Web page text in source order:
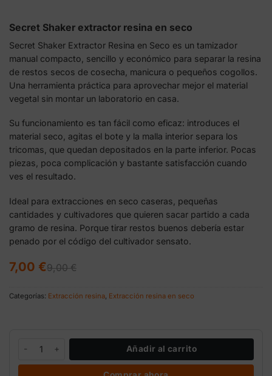
Secret Shaker extractor resina en seco
Secret Shaker Extractor Resina en Seco es un tamizador
manual compacto, sencillo y económico para separar la resina
de restos secos de cosecha, manicura o pequeños cogollos.
Una herramienta práctica para aprovechar mejor el material
vegetal sin montar un laboratorio en casa.
Su funcionamiento es tan fácil como eficaz: introduces el
material seco, agitas el bote y la malla interior separa los
tricomas, que quedan depositados en la parte inferior. Pocas
piezas, poca complicación y bastante satisfacción cuando
ves el resultado.
Ideal para extracciones en seco caseras, pequeñas
cantidades y cultivadores que quieren sacar partido a cada
gramo de resina. Porque tirar restos buenos debería estar
penado por el código del cultivador sensato.
9,00€
El
precio
era:
7,00 €
El
precio
es:
Categorías: Extracción resina Extracción resina en seco
Secret Shaker extractor resina en seco cantidad
Añadir al carrito